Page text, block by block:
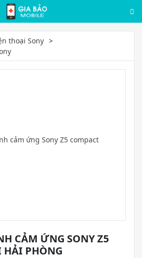
thoại Sony
CẢM ỨNG SONY Z5
HẢI PHÒNG